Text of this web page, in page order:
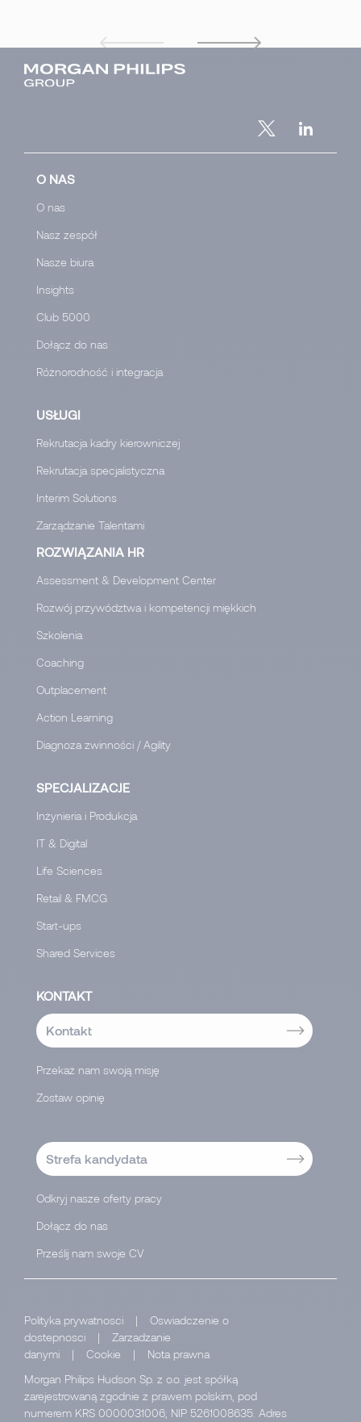
O NAS
O nas
Nasz zespół
Nasze biura
Insights
Club 5000
Dołącz do nas
Różnorodność i integracja
USŁUGI
Rekrutacja kadry kierowniczej
Rekrutacja specjalistyczna
Interim Solutions
Zarządzanie Talentami
ROZWIĄZANIA HR
Assessment & Development Center
Rozwój przywództwa i kompetencji miękkich
Szkolenia
Coaching
Outplacement
Action Learning
Diagnoza zwinności / Agility
SPECJALIZACJE
Inżynieria i Produkcja
IT & Digital
Life Sciences
Retail & FMCG
Start-ups
Shared Services
KONTAKT
Kontakt
Przekaż nam swoją misję
Zostaw opinię
Strefa kandydata
Odkryj nasze oferty pracy
Dołącz do nas
Prześlij nam swoje CV
Polityka prywatnosci |
Oswiadczenie o
dostepnosci
|
Zarzadzanie
danymi
| Cookie |
Nota prawna
Morgan Philips Hudson Sp. z o.o. jest spółką
zarejestrowaną zgodnie z prawem polskim, pod
numerem KRS 0000031006; NIP 5261008635. Adres